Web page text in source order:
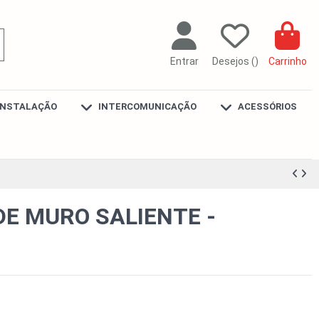
Entrar Desejos () Carrinho
INTERCOMUNICAÇÃO ACESSÓRIOS
MURO SALIENTE -